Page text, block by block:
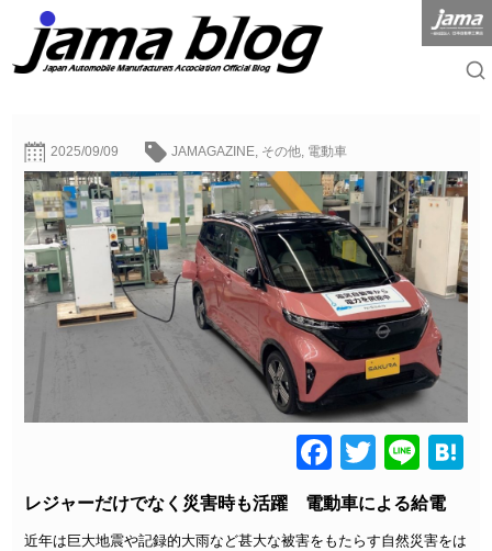
2025/09/09 JAMAGAZINE その他 電動車
Facebook
Twitter
Line
レジャーだけでなく災害時も活躍 電動車による給電
近年は巨大地震や記録的大雨など甚大な被害をもたらす自然災害をは